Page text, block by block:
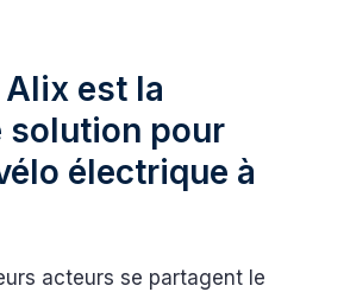
est la
solution pour
électrique à
acteurs se partagent le